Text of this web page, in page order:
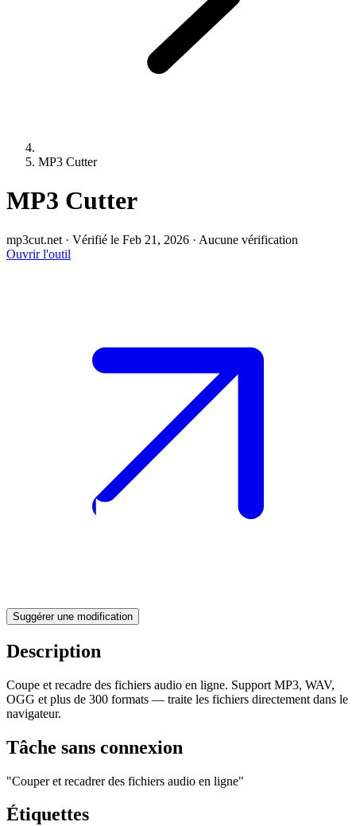
MP3 Cutter
MP3 Cutter
mp3cut.net · Vérifié le Feb 21, 2026 · Aucune vérification
Ouvrir l'outil
Suggérer une modification
Description
Coupe et recadre des fichiers audio en ligne. Support MP3, WAV,
OGG et plus de 300 formats — traite les fichiers directement dans le
navigateur.
Tâche sans connexion
"Couper et recadrer des fichiers audio en ligne"
Étiquettes